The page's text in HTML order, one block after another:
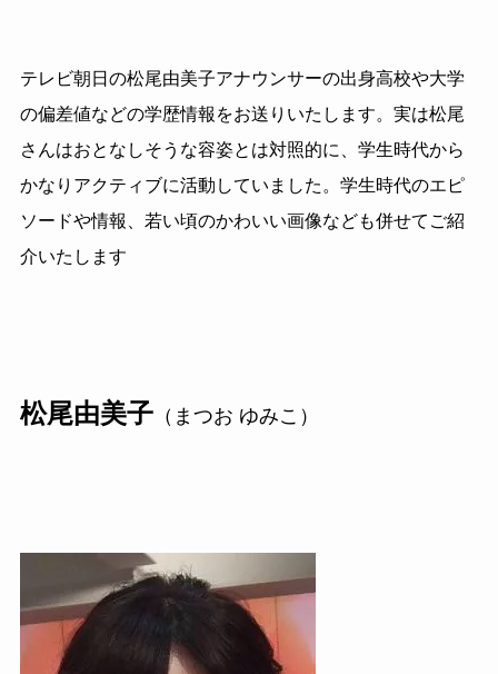
テレビ朝日の松尾由美子アナウンサーの出身高校や大学
の偏差値などの学歴情報をお送りいたします。実は松尾
さんはおとなしそうな容姿とは対照的に、学生時代から
かなりアクティブに活動していました。学生時代のエピ
ソードや情報、若い頃のかわいい画像なども併せてご紹
介いたします
松尾由美子（まつお ゆみこ）